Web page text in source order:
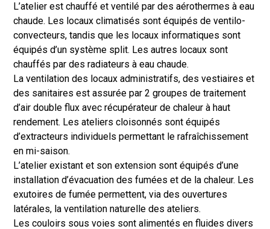
L’atelier est chauffé et ventilé par des aérothermes à eau
chaude. Les locaux climatisés sont équipés de ventilo-
convecteurs, tandis que les locaux informatiques sont
équipés d’un système split. Les autres locaux sont
chauffés par des radiateurs à eau chaude.
La ventilation des locaux administratifs, des vestiaires et
des sanitaires est assurée par 2 groupes de traitement
d’air double flux avec récupérateur de chaleur à haut
rendement. Les ateliers cloisonnés sont équipés
d’extracteurs individuels permettant le rafraîchissement
en mi-saison.
L’atelier existant et son extension sont équipés d’une
installation d’évacuation des fumées et de la chaleur. Les
exutoires de fumée permettent, via des ouvertures
latérales, la ventilation naturelle des ateliers.
Les couloirs sous voies sont alimentés en fluides divers